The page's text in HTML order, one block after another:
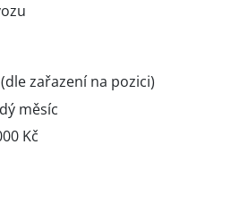
zařazení na pozici)
měsíc
Kč